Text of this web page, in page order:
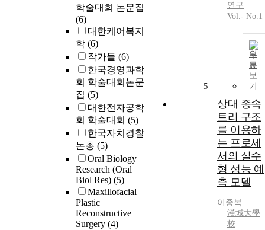
학술대회 논문집
(6)
대한케어복지
학 (6)
작가들 (6)
한국경영과학
회 학술대회논문
집 (5)
대한전자공학
회 학술대회 (5)
한국자치경찰
논총 (5)
Oral Biology
Research (Oral
Biol Res) (5)
Maxillofacial
Plastic
Reconstructive
Surgery (4)
연구
Vol.- No.1
원
문
보
기
5
상대 종속
트리 구조
를 이용하
는 프로세
서의 실수
형 성능 예
측 모델
이종복
漢城大學
校